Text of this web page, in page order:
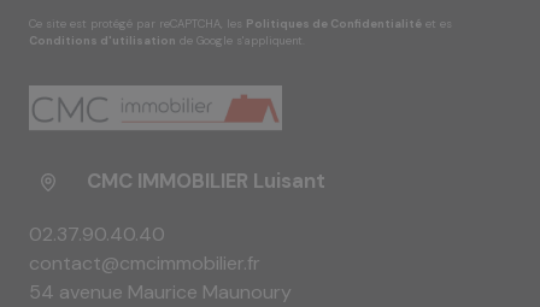
Ce site est protégé par reCAPTCHA, les Politiques de Confidentialité et es
Conditions d'utilisation de Google s'appliquent.
CMC IMMOBILIER Luisant
02.37.90.40.40
contact@cmcimmobilier.fr
54 avenue Maurice Maunoury